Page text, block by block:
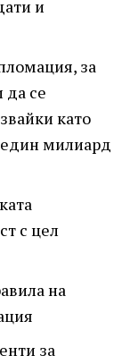
и
за
да се
като
милиард
с цел
на
за